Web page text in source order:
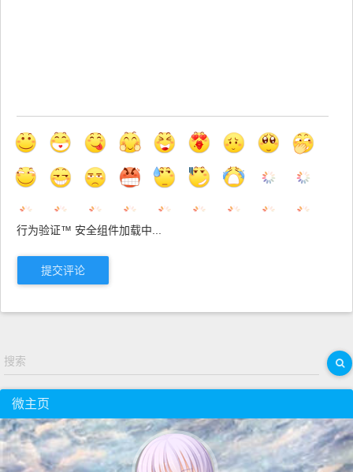
行为验证™ 安全组件加载中...
提交评论
搜索
微主页